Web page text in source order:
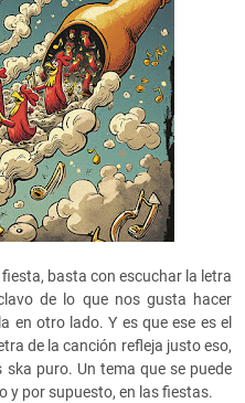
basta con escuchar la letra
de lo que nos gusta hacer
en otro lado. Y es que ese es el
de la canción refleja justo eso,
puro. Un tema que se puede
y por supuesto, en las fiestas.